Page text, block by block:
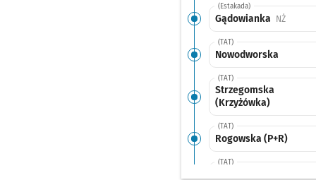
(Estakada)
Gądowianka NŻ
(TAT)
Nowodworska
(TAT)
Strzegomska
(Krzyżówka)
(TAT)
Rogowska (P+R)
(TAT)